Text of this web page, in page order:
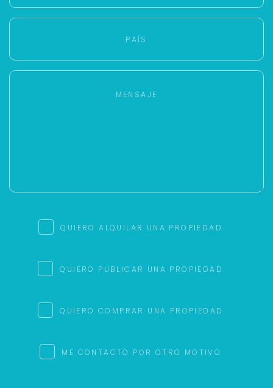
QUIERO ALQUILAR UNA PROPIEDAD
QUIERO PUBLICAR UNA PROPIEDAD
QUIERO COMPRAR UNA PROPIEDAD
ME CONTACTO POR OTRO MOTIVO